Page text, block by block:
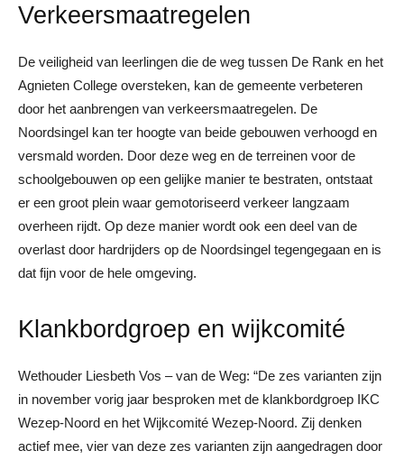
Verkeersmaatregelen
De veiligheid van leerlingen die de weg tussen De Rank en het
Agnieten College oversteken, kan de gemeente verbeteren
door het aanbrengen van verkeersmaatregelen. De
Noordsingel kan ter hoogte van beide gebouwen verhoogd en
versmald worden. Door deze weg en de terreinen voor de
schoolgebouwen op een gelijke manier te bestraten, ontstaat
er een groot plein waar gemotoriseerd verkeer langzaam
overheen rijdt. Op deze manier wordt ook een deel van de
overlast door hardrijders op de Noordsingel tegengegaan en is
dat fijn voor de hele omgeving.
Klankbordgroep en wijkcomité
Wethouder Liesbeth Vos – van de Weg: “De zes varianten zijn
in november vorig jaar besproken met de klankbordgroep IKC
Wezep-Noord en het Wijkcomité Wezep-Noord. Zij denken
actief mee, vier van deze zes varianten zijn aangedragen door